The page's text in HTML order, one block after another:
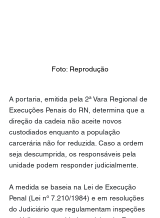
Foto: Reprodução
A portaria, emitida pela 2ª Vara Regional de
Execuções Penais do RN, determina que a
direção da cadeia não aceite novos
custodiados enquanto a população
carcerária não for reduzida. Caso a ordem
seja descumprida, os responsáveis pela
unidade podem responder judicialmente.
A medida se baseia na Lei de Execução
Penal (Lei nº 7.210/1984) e em resoluções
do Judiciário que regulamentam inspeções